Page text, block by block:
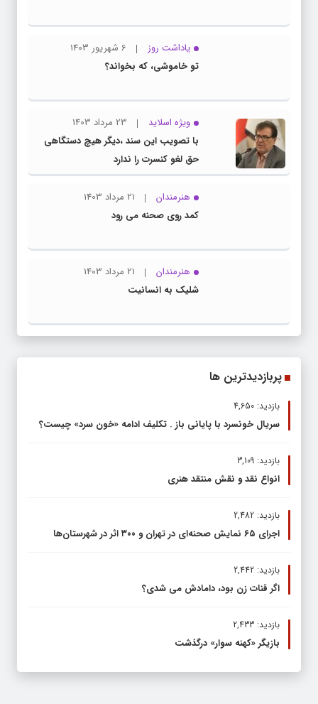
یاداشت روز
6 شهریور 1403
تو خاموشی، که بخواند؟
ویژه اسلاید
23 مرداد 1403
با تصویب این سند ،دیگر هیچ دستگاهی
حق لغو کنسرت را ندارد
هنرمندان
21 مرداد 1403
کمد روی صحنه می رود
هنرمندان
21 مرداد 1403
شلیک به انسانیت
پربازدیدترین ها
بازدید: 4,650
سریال خونسرد با پایانی باز . تکلیف ادامه «خون سرد» چیست؟
بازدید: 3,109
انواع نقد و نقش منتقد هنری
بازدید: 2,482
اجرای ۶۵ نمایش صحنه‌ای در تهران و ۳۰۰ اثر در شهرستان‌ها
بازدید: 2,442
اگر قنات زن بود، دامادش می شدی؟
بازدید: 2,433
بازیگر «کهنه سوار» درگذشت